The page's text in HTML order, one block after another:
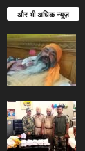
और भी अधिक न्यूज़